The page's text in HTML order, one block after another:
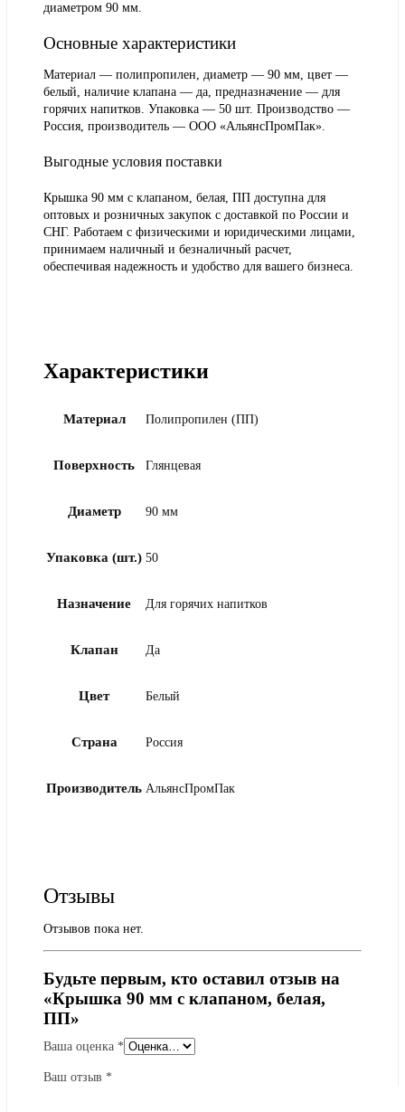
диаметром 90 мм.
Основные характеристики
Материал — полипропилен, диаметр — 90 мм, цвет —
белый, наличие клапана — да, предназначение — для
горячих напитков. Упаковка — 50 шт. Производство —
Россия, производитель — ООО «АльянсПромПак».
Выгодные условия поставки
Крышка 90 мм с клапаном, белая, ПП доступна для
оптовых и розничных закупок с доставкой по России и
СНГ. Работаем с физическими и юридическими лицами,
принимаем наличный и безналичный расчет,
обеспечивая надежность и удобство для вашего бизнеса.
Характеристики
Материал Полипропилен (ПП)
Поверхность Глянцевая
Диаметр 90 мм
Упаковка (шт.) 50
Назначение Для горячих напитков
Клапан Да
Цвет Белый
Страна Россия
Производитель АльянсПромПак
Отзывы
Отзывов пока нет.
Будьте первым, кто оставил отзыв на
«Крышка 90 мм с клапаном, белая,
ПП»
Ваша оценка *
Ваш отзыв *